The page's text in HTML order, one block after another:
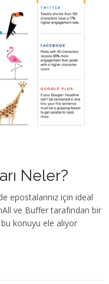
Neler?
epostalarınız için ideal
ve Buffer tarafından bir
konuyu ele alıyor